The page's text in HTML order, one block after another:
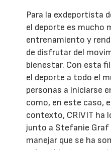
Para la exdeportista
el deporte es mucho
entrenamiento y
de disfrutar del
bienestar. Con esta
el deporte a todo el
personas a iniciarse
como, en este caso,
contexto, CRIVIT ha
junto a Stefanie Graf
manejar que se ha